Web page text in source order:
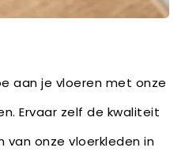
aan je vloeren met onze
Ervaar zelf de kwaliteit
onze vloerkleden in